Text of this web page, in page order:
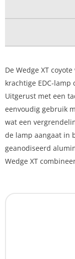
De Wedge XT
krachtige EDC-
Uitgerust met een
eenvoudig gebruik
wat een
de lamp aangaat in
geanodiseerd
Wedge XT